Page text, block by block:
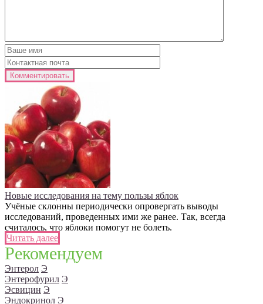
Новые исследования на тему пользы яблок
Учёные склонны периодически опровергать выводы
исследований, проведенных ими же ранее. Так, всегда
считалось, что яблоки помогут не болеть.
Читать далее
Рекомендуем
Энтерол Э
Энтерофурил Э
Эсвицин Э
Эндокринол Э